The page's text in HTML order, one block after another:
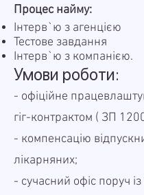
Процес найму:
Інтерв`ю з агенцією
Тестове завдання
Інтерв`ю з компанією.
Умови роботи:
- офіційне
гіг-контрактом ( ЗП
- компенсацію
лікарняних;
- сучасний офіс поруч